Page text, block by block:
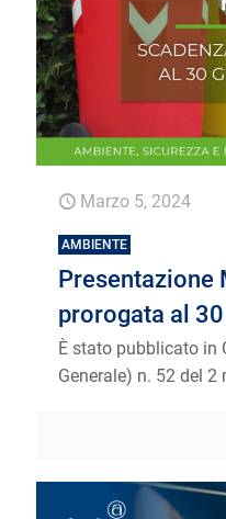
Marzo 5, 2024
AMBIENTE
Presentazione
prorogata al
È stato pubblicato in
Generale) n. 52 del 2